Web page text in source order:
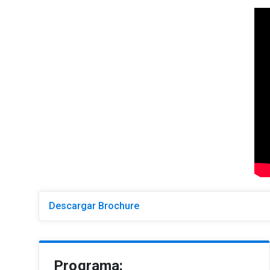
Descargar Brochure
Programa: